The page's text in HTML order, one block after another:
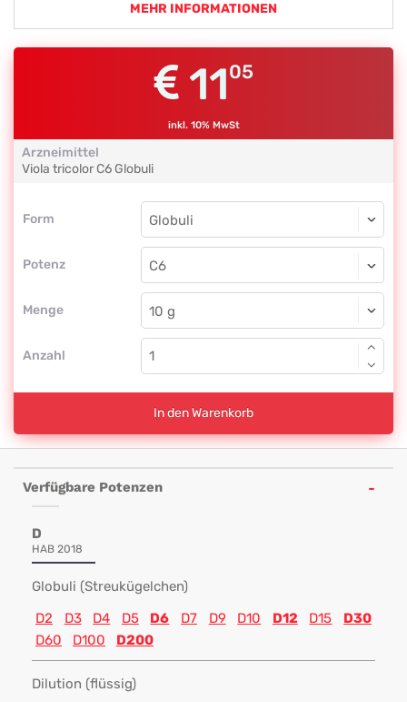
MEHR INFORMATIONEN
1105
inkl. 10% MwSt
Arzneimittel
Viola tricolor C6 Globuli
Form
Form
Potenz
Globuli
C6
Menge
Globuli
Anzahl
In den Warenkorb
Verfügbare Potenzen
D
HAB 2018
Globuli (Streukügelchen)
D2
D3 D4 D5 D6 D7 D9 D10 D12 D15
D30
D60
D100 D200
Dilution (flüssig)